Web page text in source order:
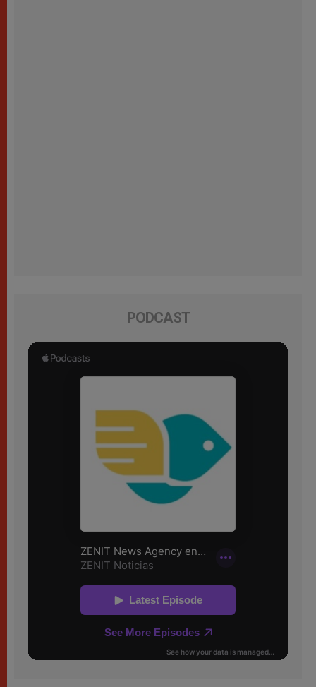
PODCAST